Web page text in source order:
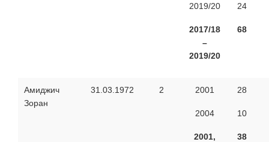
2019/20
2017/18
–
2019/20
24
68
Амиджич
Зоран
31.03.1972 2 2001
2004
2001,
28
10
38